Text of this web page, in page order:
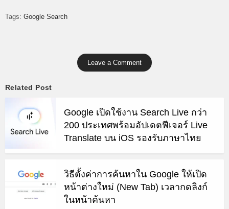
Tags: Google Search
Leave a Comment
Related Post
Google เปิดใช้งาน Search Live กว่า
200 ประเทศพร้อมอัปเดตฟีเจอร์ Live
Translate บน iOS รองรับภาษาไทย
วิธีตั้งค่าการค้นหาใน Google ให้เปิด
หน้าต่างใหม่ (New Tab) เวลากดลิงก์
ในหน้าค้นหา